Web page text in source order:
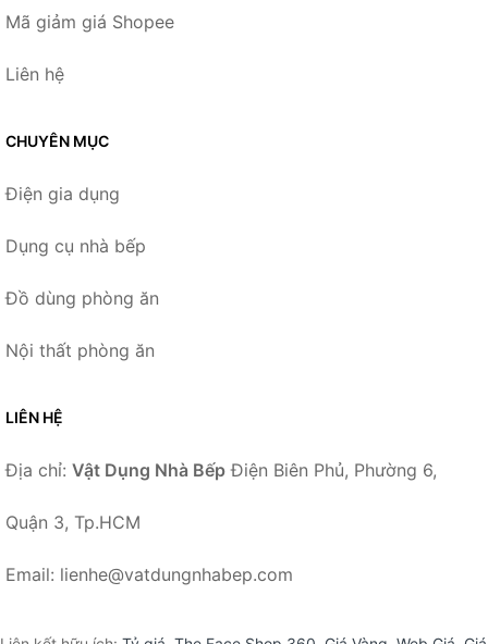
Mã giảm giá Shopee
Liên hệ
CHUYÊN MỤC
Điện gia dụng
Dụng cụ nhà bếp
Đồ dùng phòng ăn
Nội thất phòng ăn
LIÊN HỆ
Địa chỉ: Vật Dụng Nhà Bếp Điện Biên Phủ, Phường 6,
Quận 3, Tp.HCM
Email: lienhe@vatdungnhabep.com